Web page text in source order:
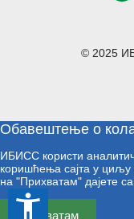
© 2025
Обавештење о
ИБИСС користи
коришћења сајта у циљу
на "Прихватам" дајете
Прихватам
accessibility_new